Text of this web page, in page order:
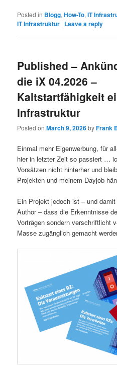
Posted in Blogg,How-To,IT
IT Infrastruktur | Leave a reply
Published –
die iX 04.2026 –
Kaltstartfähigkeit
Infrastruktur
Posted onMarch 9, 2026byFrank
Einmal mehr Eigenwerbung, für
hier in letzter Zeit so passiert …
Vorsätzen nicht hinterher und
Projekten und meinem Dayjob
Ein Projekt jedoch ist – und
Author – dass die Erkenntnisse
Vorträgen sondern verschriftlicht
Masse zugänglich gemacht